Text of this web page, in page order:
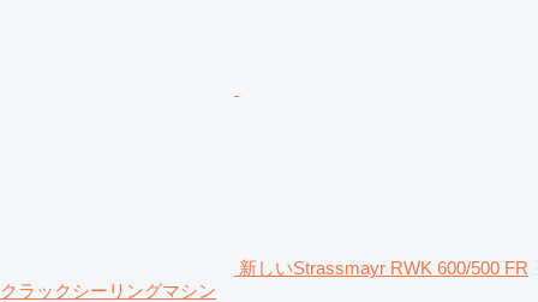
新しいStrassmayr RWK 600/500 FR
クラックシーリングマシン